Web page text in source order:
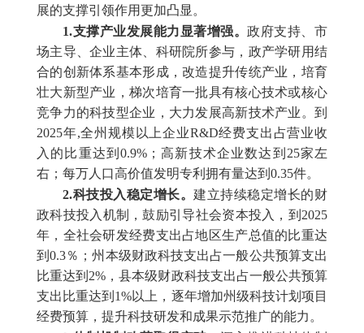
展的支撑引领作用更加凸显。
1.支撑产业发展能力显著增强。政府支持、市
场主导、企业主体、科研院所参与，政产学研用结
合的创新体系基本形成，改造提升传统产业，培育
壮大新型产业，梯次培育一批具有核心技术或核心
竞争力的科技型企业，大力发展高新技术产业。到
2025年,全州规模以上企业R&D经费支出占营业收
入的比重达到0.9%；高新技术企业数达到25家左
右；每万人口高价值发明专利拥有量达到0.35件。
2.科技投入稳定增长。建立持续稳定增长的财
政科技投入机制，鼓励引导社会资本投入，到2025
年，全社会研发经费支出占地区生产总值的比重达
到0.3％；州本级财政科技支出占一般公共预算支出
比重达到2%，县本级财政科技支出占一般公共预算
支出比重达到1%以上，逐年增加州级科技计划项目
经费预算，提升科技研发和成果示范推广的能力。